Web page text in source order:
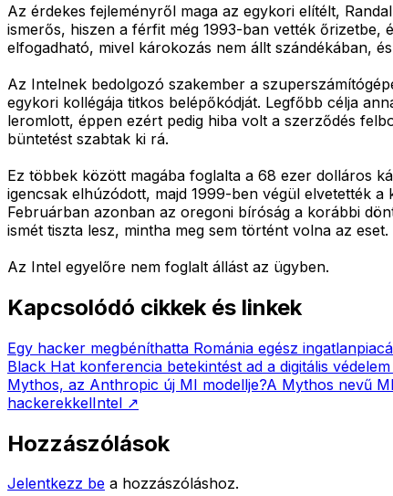
Az érdekes fejleményről maga az egykori elítélt,
ismerős, hiszen a férfit még 1993-ban vették
elfogadható, mivel károkozás nem állt szándékában,
Az Intelnek bedolgozó szakember a
egykori kollégája titkos belépőkódját. Legfőbb célja
leromlott, éppen ezért pedig hiba volt a szerződés
büntetést szabtak ki rá.
Ez többek között magába foglalta a 68 ezer dolláros
igencsak elhúzódott, majd 1999-ben végül elvetették
Februárban azonban az oregoni bíróság a korábbi
ismét tiszta lesz, mintha meg sem történt volna az eset.
Az Intel egyelőre nem foglalt állást az ügyben.
Kapcsolódó cikkek és linkek
Egy hacker megbéníthatta Románia egész
Black Hat konferencia betekintést ad a digitális
Mythos, az Anthropic új MI modellje?A Mythos nevű
hackerekkelIntel ↗
Hozzászólások
Jelentkezz be a hozzászóláshoz.